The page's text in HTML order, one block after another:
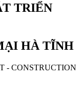
TRIỂN
HÀ TĨNH
- CONSTRUCTION